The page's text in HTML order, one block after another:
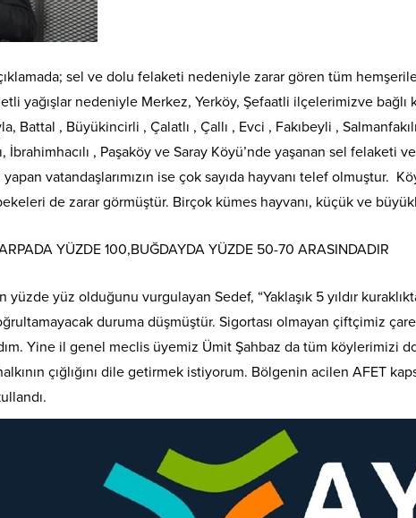
sel ve dolu felaketi nedeniyle zarar gören tüm
yağışlar nedeniyle Merkez, Yerköy, Şefaatli ilçelerimizve bağlı
Battal , Büyükincirli , Çalatlı , Çallı , Evci , Fakıbeyli ,
İbrahimhacılı , Paşaköy ve Saray Köyü’nde yaşanan sel felaketi
vatandaşlarımızın ise çok sayıda hayvanı telef olmuştur.
de zarar görmüştür. Birçok kümes hayvanı, küçük ve
YÜZDE 100,BUĞDAYDA YÜZDE 50-70 ARASINDADIR
yüzde yüz olduğunu vurgulayan Sedef, “Yaklaşık 5 yıldır
duruma düşmüştür. Sigortası olmayan çiftçimiz
Yine il genel meclis üyemiz Ümit Şahbaz da tüm köylerimizi
çığlığını dile getirmek istiyorum. Bölgenin acilen AFET